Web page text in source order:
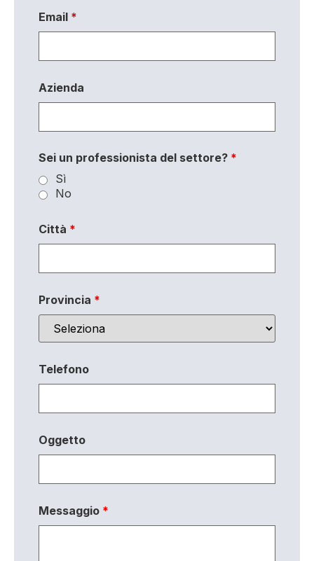
Email *
Azienda
Sei un professionista del settore? *
Sì
No
Città *
Provincia *
Telefono
Oggetto
Messaggio *